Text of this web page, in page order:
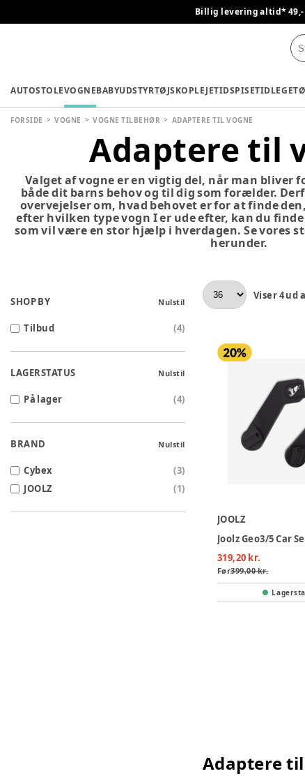
Billig levering altid* 49,-
AUTOSTOLEVOGNEBABYUDSTYRTØJSKOPLEJETIDSPISETID
FORSIDE VOGNE VOGNE TILBEHØR ADAPTERE TIL VOGNE
Adaptere til
Valget af vogne er en vigtig del, når man bliver
både dit barns behov og til dig som forælder.
overvejelser om, hvad behovet er for at finde
efter hvilken type vogn I er ude efter, kan du
som vil være en stor hjælp i hverdagen. Se vores
herunder.
SHOP BY Nulstil
Tilbud (4)
LAGERSTATUS Nulstil
På lager (4)
BRAND Nulstil
Cybex (3)
JOOLZ
(1)
Viser4ud
JOOLZ
319,20 kr.
Før399,00 kr.
Adaptere